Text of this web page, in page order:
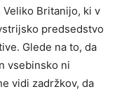
Britanijo, ki v
predsedstvo
Glede na to, da
vsebinsko ni
vidi zadržkov, da